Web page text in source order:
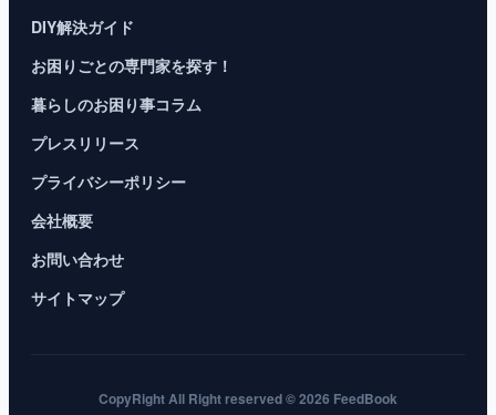
DIY解決ガイド
お困りごとの専門家を探す！
暮らしのお困り事コラム
プレスリリース
プライバシーポリシー
会社概要
お問い合わせ
サイトマップ
CopyRight All Right reserved © 2026 FeedBook